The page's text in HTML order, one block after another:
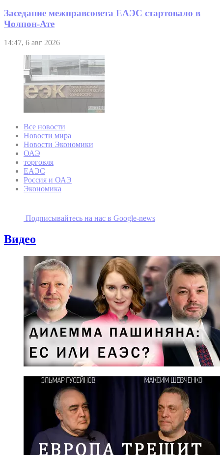
Заседание межправсовета ЕАЭС стартовало в
Чолпон-Ате
14:47, 6 авг 2026
Все новости
Новости мира
Новости Экономики
ОАЭ
торговля
ЕАЭС
Россия и ОАЭ
Экономика
Подписывайтесь на наc в Google-news
Видео